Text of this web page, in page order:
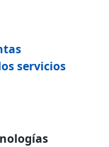
servicios